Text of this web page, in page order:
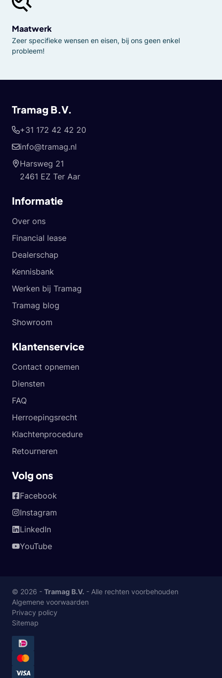
Maatwerk
Zeer specifieke wensen en eisen, bij ons geen enkel
probleem!
Tramag B.V.
+31 172 42 42 20
info@tramag.nl
Harsweg 21
2461 EZ Ter Aar
Informatie
Over ons
Financial lease
Dealerschap
Kennisbank
Werken bij Tramag
Tramag blog
Showroom
Klantenservice
Contact opnemen
Diensten
FAQ
Herroepingsrecht
Klachtenprocedure
Retourneren
Volg ons
Facebook
Instagram
LinkedIn
YouTube
© 2026 - Tramag B.V. - Alle rechten voorbehouden
Algemene voorwaarden
Privacy policy
Sitemap